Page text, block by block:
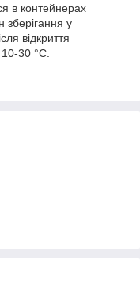
в контейнерах
у
відкриття
30 °C.